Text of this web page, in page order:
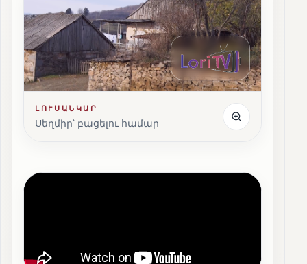
ԼՈՒՍԱՆԿԱՐ
Սեղմիր՝ բացելու համար